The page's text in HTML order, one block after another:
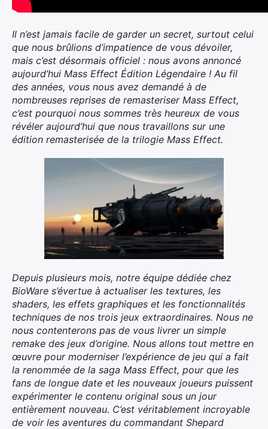
Il n’est jamais facile de garder un secret, surtout celui
que nous brûlions d’impatience de vous dévoiler,
mais c’est désormais officiel : nous avons annoncé
aujourd’hui Mass Effect Édition Légendaire ! Au fil
des années, vous nous avez demandé à de
nombreuses reprises de remasteriser Mass Effect,
c’est pourquoi nous sommes très heureux de vous
révéler aujourd’hui que nous travaillons sur une
édition remasterisée de la trilogie Mass Effect.
Depuis plusieurs mois, notre équipe dédiée chez
BioWare s’évertue à actualiser les textures, les
shaders, les effets graphiques et les fonctionnalités
techniques de nos trois jeux extraordinaires. Nous ne
nous contenterons pas de vous livrer un simple
remake des jeux d’origine. Nous allons tout mettre en
œuvre pour moderniser l’expérience de jeu qui a fait
la renommée de la saga Mass Effect, pour que les
fans de longue date et les nouveaux joueurs puissent
expérimenter le contenu original sous un jour
entièrement nouveau. C’est véritablement incroyable
de voir les aventures du commandant Shepard